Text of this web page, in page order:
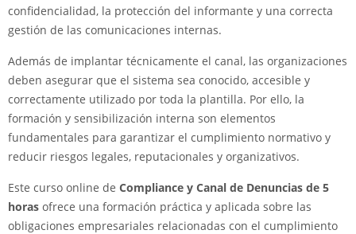
confidencialidad, la protección del informante y una correcta
gestión de las comunicaciones internas.
Además de implantar técnicamente el canal, las organizaciones
deben asegurar que el sistema sea conocido, accesible y
correctamente utilizado por toda la plantilla. Por ello, la
formación y sensibilización interna son elementos
fundamentales para garantizar el cumplimiento normativo y
reducir riesgos legales, reputacionales y organizativos.
Este curso online de Compliance y Canal de Denuncias de 5
horas ofrece una formación práctica y aplicada sobre las
obligaciones empresariales relacionadas con el cumplimiento